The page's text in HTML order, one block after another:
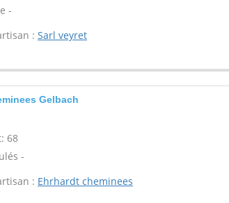
-
: Sarl veyret
Gelbach
68
-
: Ehrhardt cheminees